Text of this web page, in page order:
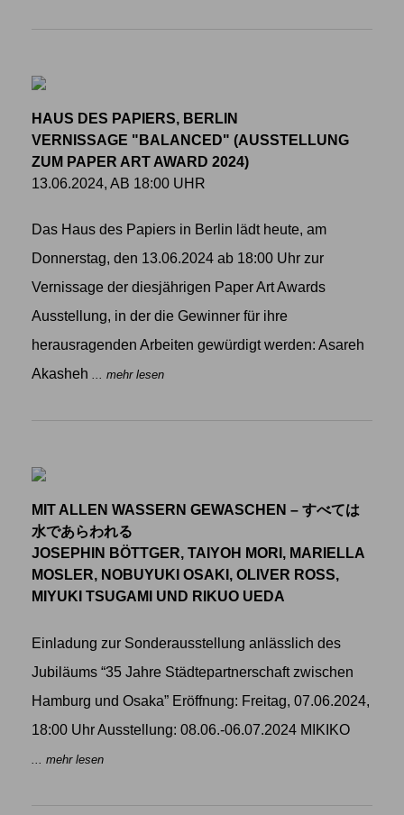
HAUS DES PAPIERS, BERLIN
VERNISSAGE "BALANCED" (AUSSTELLUNG
ZUM PAPER ART AWARD 2024)
13.06.2024, AB 18:00 UHR
Das Haus des Papiers in Berlin lädt heute, am
Donnerstag, den 13.06.2024 ab 18:00 Uhr zur
Vernissage der diesjährigen Paper Art Awards
Ausstellung, in der die Gewinner für ihre
herausragenden Arbeiten gewürdigt werden: Asareh
Akasheh ... mehr lesen
MIT ALLEN WASSERN GEWASCHEN – すべては
水であらわれる
JOSEPHIN BÖTTGER, TAIYOH MORI, MARIELLA
MOSLER, NOBUYUKI OSAKI, OLIVER ROSS,
MIYUKI TSUGAMI UND RIKUO UEDA
Einladung zur Sonderausstellung anlässlich des
Jubiläums “35 Jahre Städtepartnerschaft zwischen
Hamburg und Osaka” Eröffnung: Freitag, 07.06.2024,
18:00 Uhr Ausstellung: 08.06.-06.07.2024 MIKIKO
... mehr lesen